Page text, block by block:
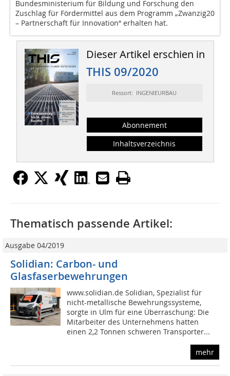
Bundesministerium für Bildung und Forschung den
Zuschlag für Fördermittel aus dem Programm „Zwanzig20
– Partnerschaft für Innovation“ erhalten hat.
Dieser Artikel erschien in
THIS 09/2020
Ressort: INGENIEURBAU
Abonnement
Inhaltsverzeichnis
Thematisch passende Artikel:
Ausgabe 04/2019
Solidian: Carbon- und
Glasfaserbewehrungen
www.solidian.de Solidian, Spezialist für
nicht-metallische Bewehrungssysteme,
sorgte in Ulm für eine Überraschung: Die
Mitarbeiter des Unternehmens hatten
einen 2,2 Tonnen schweren Transporter...
mehr